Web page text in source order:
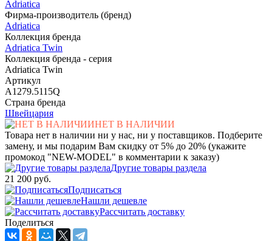
Adriatica
Фирма-производитель (бренд)
Adriatica
Коллекция бренда
Adriatica Twin
Коллекция бренда - серия
Adriatica Twin
Артикул
A1279.5115Q
Страна бренда
Швейцария
НЕТ В НАЛИЧИИ
Товара нет в наличии ни у нас, ни у поставщиков. Подберите
замену, и мы подарим Вам скидку от 5% до 20% (укажите
промокод "NEW-MODEL" в комментарии к заказу)
Другие товары раздела
21 200 руб.
Подписаться
Нашли дешевле
Рассчитать доставку
Поделиться